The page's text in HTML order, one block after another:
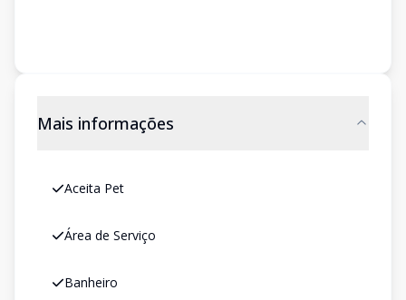
Mais informações
Aceita Pet
Área de Serviço
Banheiro